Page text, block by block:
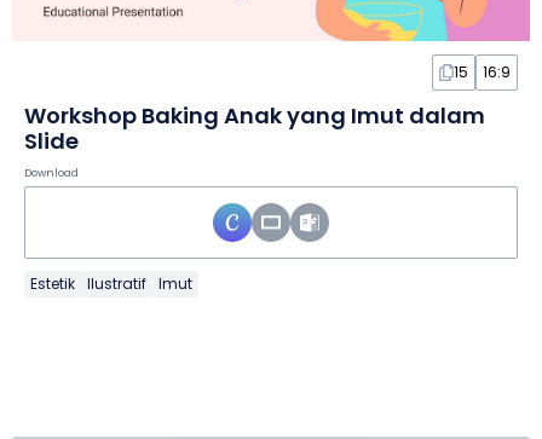
15 16:9
Workshop Baking Anak yang Imut dalam
Slide
Download
Estetik Ilustratif Imut